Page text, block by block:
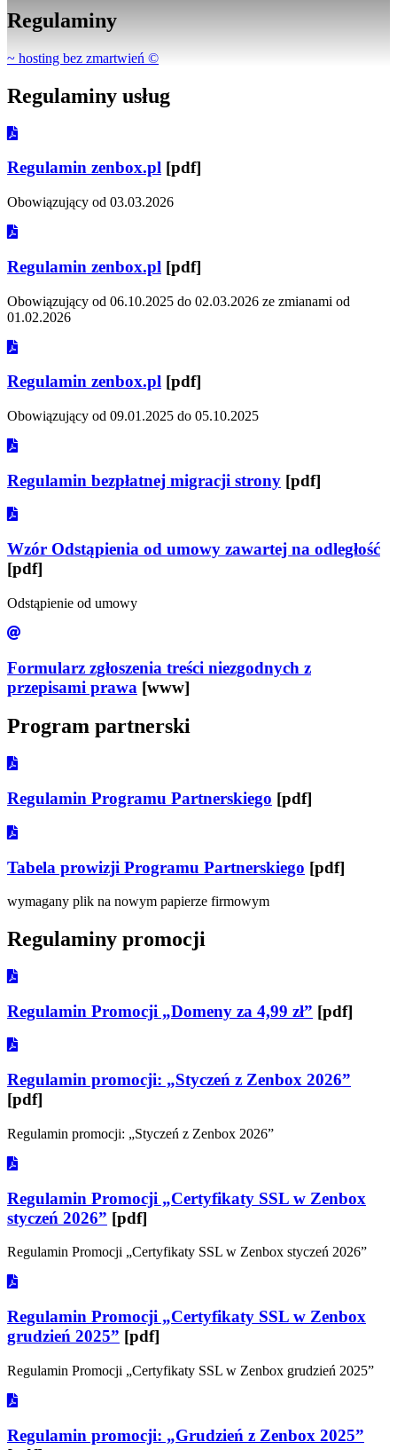
Regulaminy
~ hosting bez zmartwień ©
Regulaminy usług
Regulamin zenbox.pl [pdf]
Obowiązujący od 03.03.2026
Regulamin zenbox.pl [pdf]
Obowiązujący od 06.10.2025 do 02.03.2026 ze zmianami od
01.02.2026
Regulamin zenbox.pl [pdf]
Obowiązujący od 09.01.2025 do 05.10.2025
Regulamin bezpłatnej migracji strony [pdf]
Wzór Odstąpienia od umowy zawartej na odległość
[pdf]
Odstąpienie od umowy
Formularz zgłoszenia treści niezgodnych z
przepisami prawa [www]
Program partnerski
Regulamin Programu Partnerskiego [pdf]
Tabela prowizji Programu Partnerskiego [pdf]
wymagany plik na nowym papierze firmowym
Regulaminy promocji
Regulamin Promocji „Domeny za 4,99 zł” [pdf]
Regulamin promocji: „Styczeń z Zenbox 2026”
[pdf]
Regulamin promocji: „Styczeń z Zenbox 2026”
Regulamin Promocji „Certyfikaty SSL w Zenbox
styczeń 2026” [pdf]
Regulamin Promocji „Certyfikaty SSL w Zenbox styczeń 2026”
Regulamin Promocji „Certyfikaty SSL w Zenbox
grudzień 2025” [pdf]
Regulamin Promocji „Certyfikaty SSL w Zenbox grudzień 2025”
Regulamin promocji: „Grudzień z Zenbox 2025”